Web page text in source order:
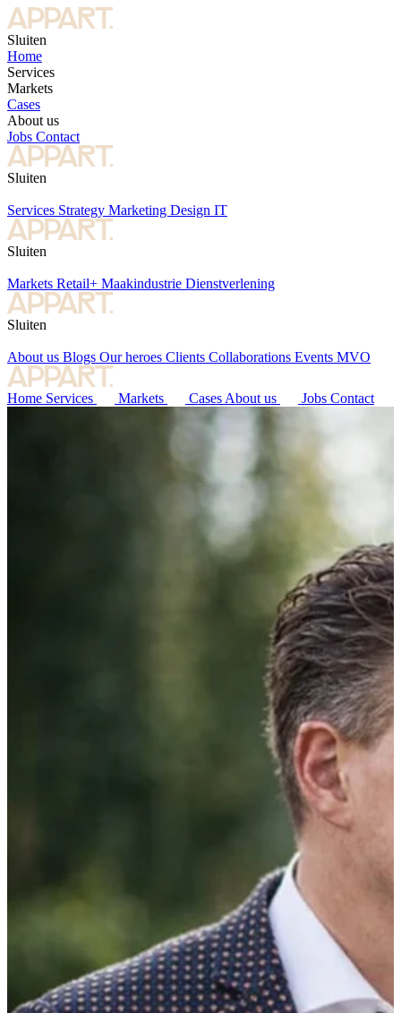
Sluiten
Home
Services
Markets
Cases
About us
Jobs Contact
Sluiten
Services Strategy Marketing Design IT
Sluiten
Markets Retail+ Maakindustrie Dienstverlening
Sluiten
About us Blogs Our heroes Clients Collaborations Events MVO
Home Services Markets Cases About us Jobs Contact